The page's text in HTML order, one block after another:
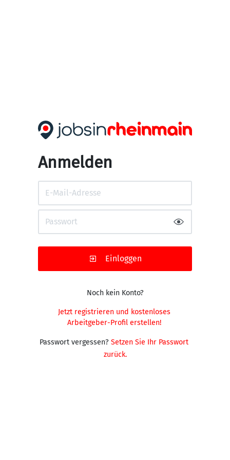
Anmelden
Einloggen
Noch kein Konto?
Jetzt registrieren und kostenloses
Arbeitgeber-Profil erstellen!
Passwort vergessen? Setzen Sie Ihr Passwort
zurück.